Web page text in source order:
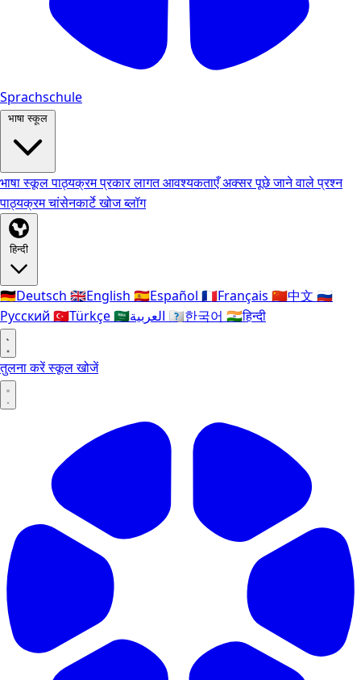
Sprachschule
भाषा स्कूल
भाषा स्कूलपाठ्यक्रम प्रकारलागतआवश्यकताएँअक्सर पूछे जाने वाले प्रश्न
पाठ्यक्रमचांसेनकार्टेखोजब्लॉग
हिन्दी
🇩🇪Deutsch 🇬🇧English 🇪🇸Español 🇫🇷Français 🇨🇳中文 🇷🇺
Русский 🇹🇷Türkçe🇸🇦 🇰🇷한국어 🇮🇳हिन्दी
तुलना करेंस्कूल खोजें